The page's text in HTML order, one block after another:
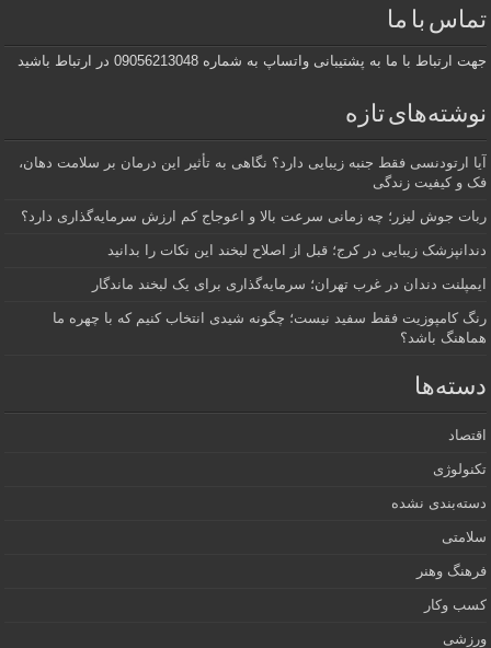
تماس با ما
جهت ارتباط با ما به پشتیبانی واتساپ به شماره 09056213048 در ارتباط باشید
نوشته‌های تازه
آیا ارتودنسی فقط جنبه زیبایی دارد؟ نگاهی به تأثیر این درمان بر سلامت دهان،
فک و کیفیت زندگی
ربات جوش لیزر؛ چه زمانی سرعت بالا و اعوجاج کم ارزش سرمایه‌گذاری دارد؟
دندانپزشک زیبایی در کرج؛ قبل از اصلاح لبخند این نکات را بدانید
ایمپلنت دندان در غرب تهران؛ سرمایه‌گذاری برای یک لبخند ماندگار
رنگ کامپوزیت فقط سفید نیست؛ چگونه شیدی انتخاب کنیم که با چهره ما
هماهنگ باشد؟
دسته‌ها
اقتصاد
تکنولوژی
دسته‌بندی نشده
سلامتی
فرهنگ وهنر
کسب وکار
ورزشی